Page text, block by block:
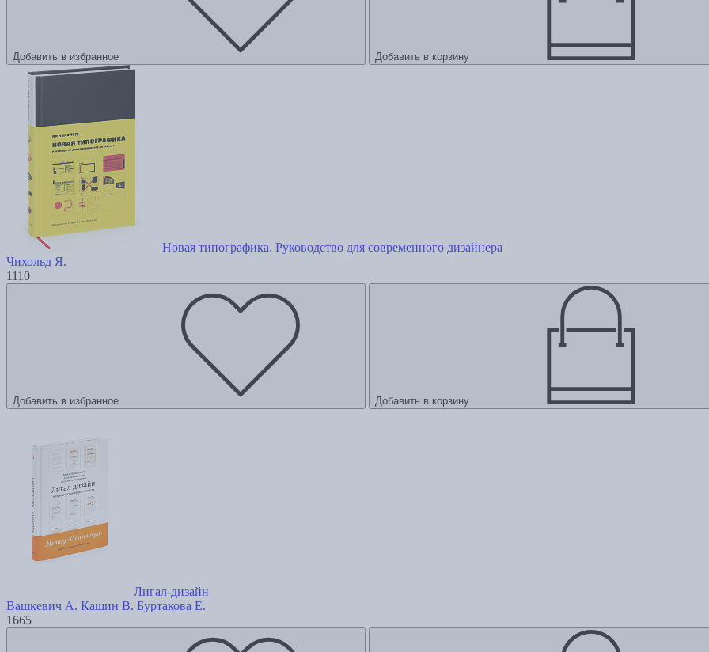
Добавить в избранное Добавить в корзину
Новая типографика. Руководство для современного дизайнера
Чихольд Я.
1110
Добавить в избранное Добавить в корзину
Лигал-дизайн
Вашкевич А. Кашин В. Буртакова Е.
1665